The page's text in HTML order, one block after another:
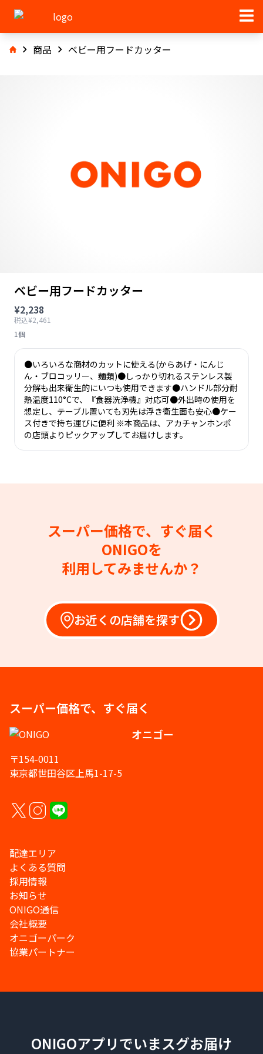
商品 ベビー用フードカッター
ベビー用フードカッター
¥2,238
税込¥2,461
1個
●いろいろな商材のカットに使える(からあげ・にんじ
ん・ブロコッリー、麺類)●しっかり切れるステンレス製
分解も出来衛生的にいつも使用できます●ハンドル部分耐
熱温度110°Cで、『食器洗浄機』対応可●外出時の使用を
想定し、テーブル置いても刃先は浮き衛生面も安心●ケー
ス付きで持ち運びに便利 ※本商品は、アカチャンホンポ
の店頭よりピックアップしてお届けします。
スーパー価格で、すぐ届く
ONIGOを
利用してみませんか？
お近くの店舗を探す
スーパー価格で、すぐ届く
オニゴー
〒154-0011
東京都世田谷区上馬1-17-5
配達エリア
よくある質問
採用情報
お知らせ
ONIGO通信
会社概要
オニゴーパーク
協業パートナー
ONIGOアプリでいまスグお届け